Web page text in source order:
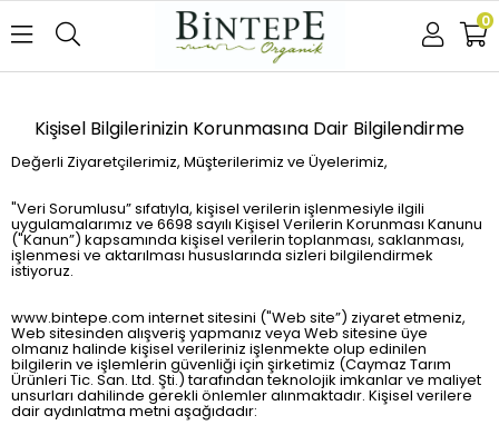
0
Kişisel Bilgilerinizin Korunmasına Dair Bilgilendirme
Değerli Ziyaretçilerimiz, Müşterilerimiz ve Üyelerimiz,
"Veri Sorumlusu” sıfatıyla, kişisel verilerin işlenmesiyle ilgili
uygulamalarımız ve 6698 sayılı Kişisel Verilerin Korunması Kanunu
("Kanun”) kapsamında kişisel verilerin toplanması, saklanması,
işlenmesi ve aktarılması hususlarında sizleri bilgilendirmek
istiyoruz.
www.bintepe.com internet sitesini ("Web site”) ziyaret etmeniz,
Web sitesinden alışveriş yapmanız veya Web sitesine üye
olmanız halinde kişisel verileriniz işlenmekte olup edinilen
bilgilerin ve işlemlerin güvenliği için şirketimiz (Caymaz Tarım
Ürünleri Tic. San. Ltd. Şti.) tarafından teknolojik imkanlar ve maliyet
unsurları dahilinde gerekli önlemler alınmaktadır. Kişisel verilere
dair aydınlatma metni aşağıdadır: